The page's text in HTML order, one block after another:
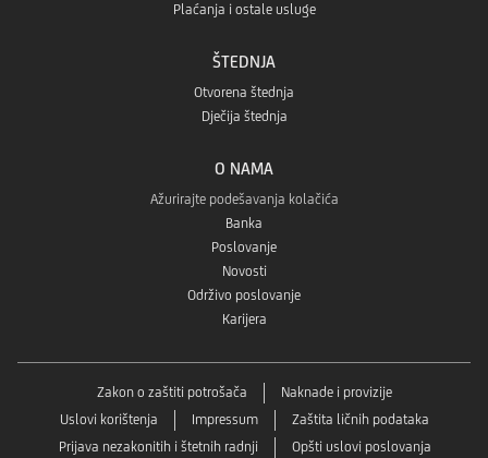
Plaćanja i ostale usluge
ŠTEDNJA
Otvorena štednja
Dječija štednja
O NAMA
Ažurirajte podešavanja kolačića
Banka
Poslovanje
Novosti
Održivo poslovanje
Karijera
Zakon o zaštiti potrošača
Naknade i provizije
Uslovi korištenja
Impressum
Zaštita ličnih podataka
Prijava nezakonitih i štetnih radnji
Opšti uslovi poslovanja